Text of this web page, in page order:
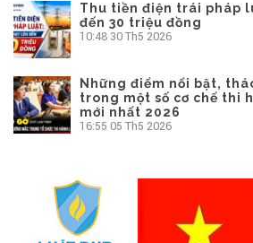
Thu tiền điện trái pháp
đến 30 triệu đồng
10:48 30 Th5 2026
Những điểm nổi bật,
trong một số cơ chế thi
mới nhất 2026
16:55 05 Th5 2026